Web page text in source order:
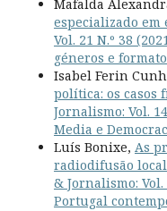
Mafalda
especializado em
Vol. 21 N.º 38
géneros e
Isabel Ferin
política: os casos
Jornalismo: Vol.
Media e
Luís Bonixe, As
radiodifusão
& Jornalismo: Vol.
Portugal